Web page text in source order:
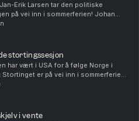
Erik Larsen tar den politiske
på vei inn i sommerferien! Johan
oppsummerer status på
stortingssesjon
har vært i USA for å følge Norge i
er på vei inn i sommerferien
et revidert nasjonalbudsjett. Ny
i vente